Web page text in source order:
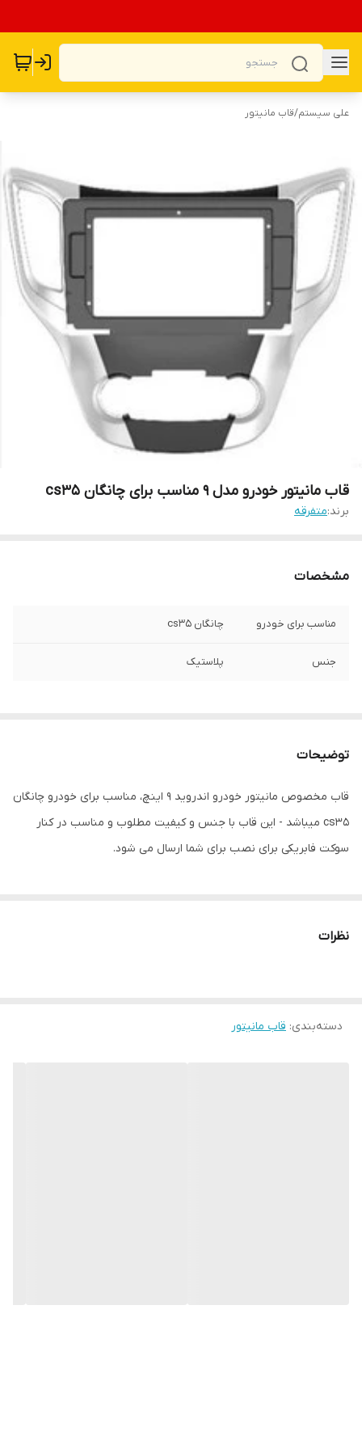
علی سیستم/قاب مانیتور
قاب مانیتور خودرو مدل 9 مناسب برای چانگان cs35
برند:متفرقه
مشخصات
مناسب برای خودرو چانگان cs35
جنس پلاستیک
توضیحات
قاب مخصوص مانیتور خودرو اندروید 9 اینچ، مناسب برای خودرو چانگان
cs35 میباشد - این قاب با جنس و کیفیت مطلوب و مناسب در کنار
سوکت فابریکی برای نصب برای شما ارسال می شود.
نظرات
دسته‌بندی: قاب مانیتور